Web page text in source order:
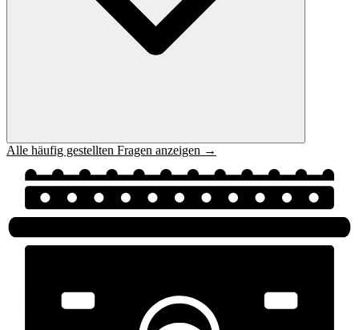
Alle häufig gestellten Fragen anzeigen →